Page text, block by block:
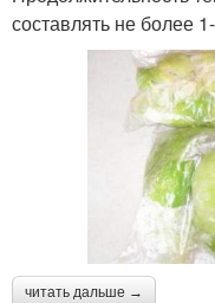
составлять не более
читать дальше →